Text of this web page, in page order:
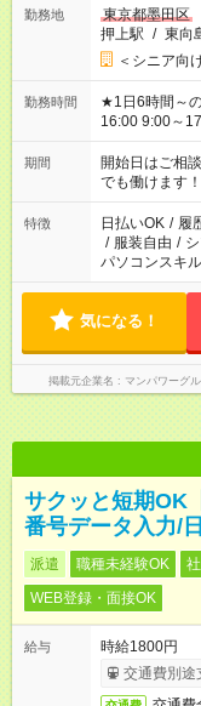
勤務地
東京都墨田区
押上駅 / 東向
＜シニア向
勤務時間
★1日6時間～の時短シフトOK
16:00 9:00～17:00
場合、他のお
ん ※法令に基
となります ※
短時間・短期
期間
開始日はご相
でも働けます！
特徴 日払いOK / 履
/ 服装自由 /
パソコンスキ
気になる！
掲載元企業名 マンパワーグ
サクッと短期OK
番号データ入力/
派遣 職種未経験OK
WEB登録・面接OK
給与
時給1800円
交通費別途